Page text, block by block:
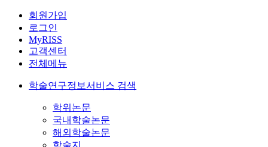
회원가입
로그인
MyRISS
고객센터
전체메뉴
학술연구정보서비스 검색
학위논문
국내학술논문
해외학술논문
학술지